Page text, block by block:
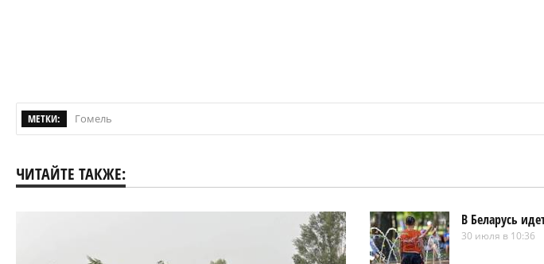
МЕТКИ: Гомель
ЧИТАЙТЕ ТАКЖЕ:
В Беларусь
30 июля в 10:36